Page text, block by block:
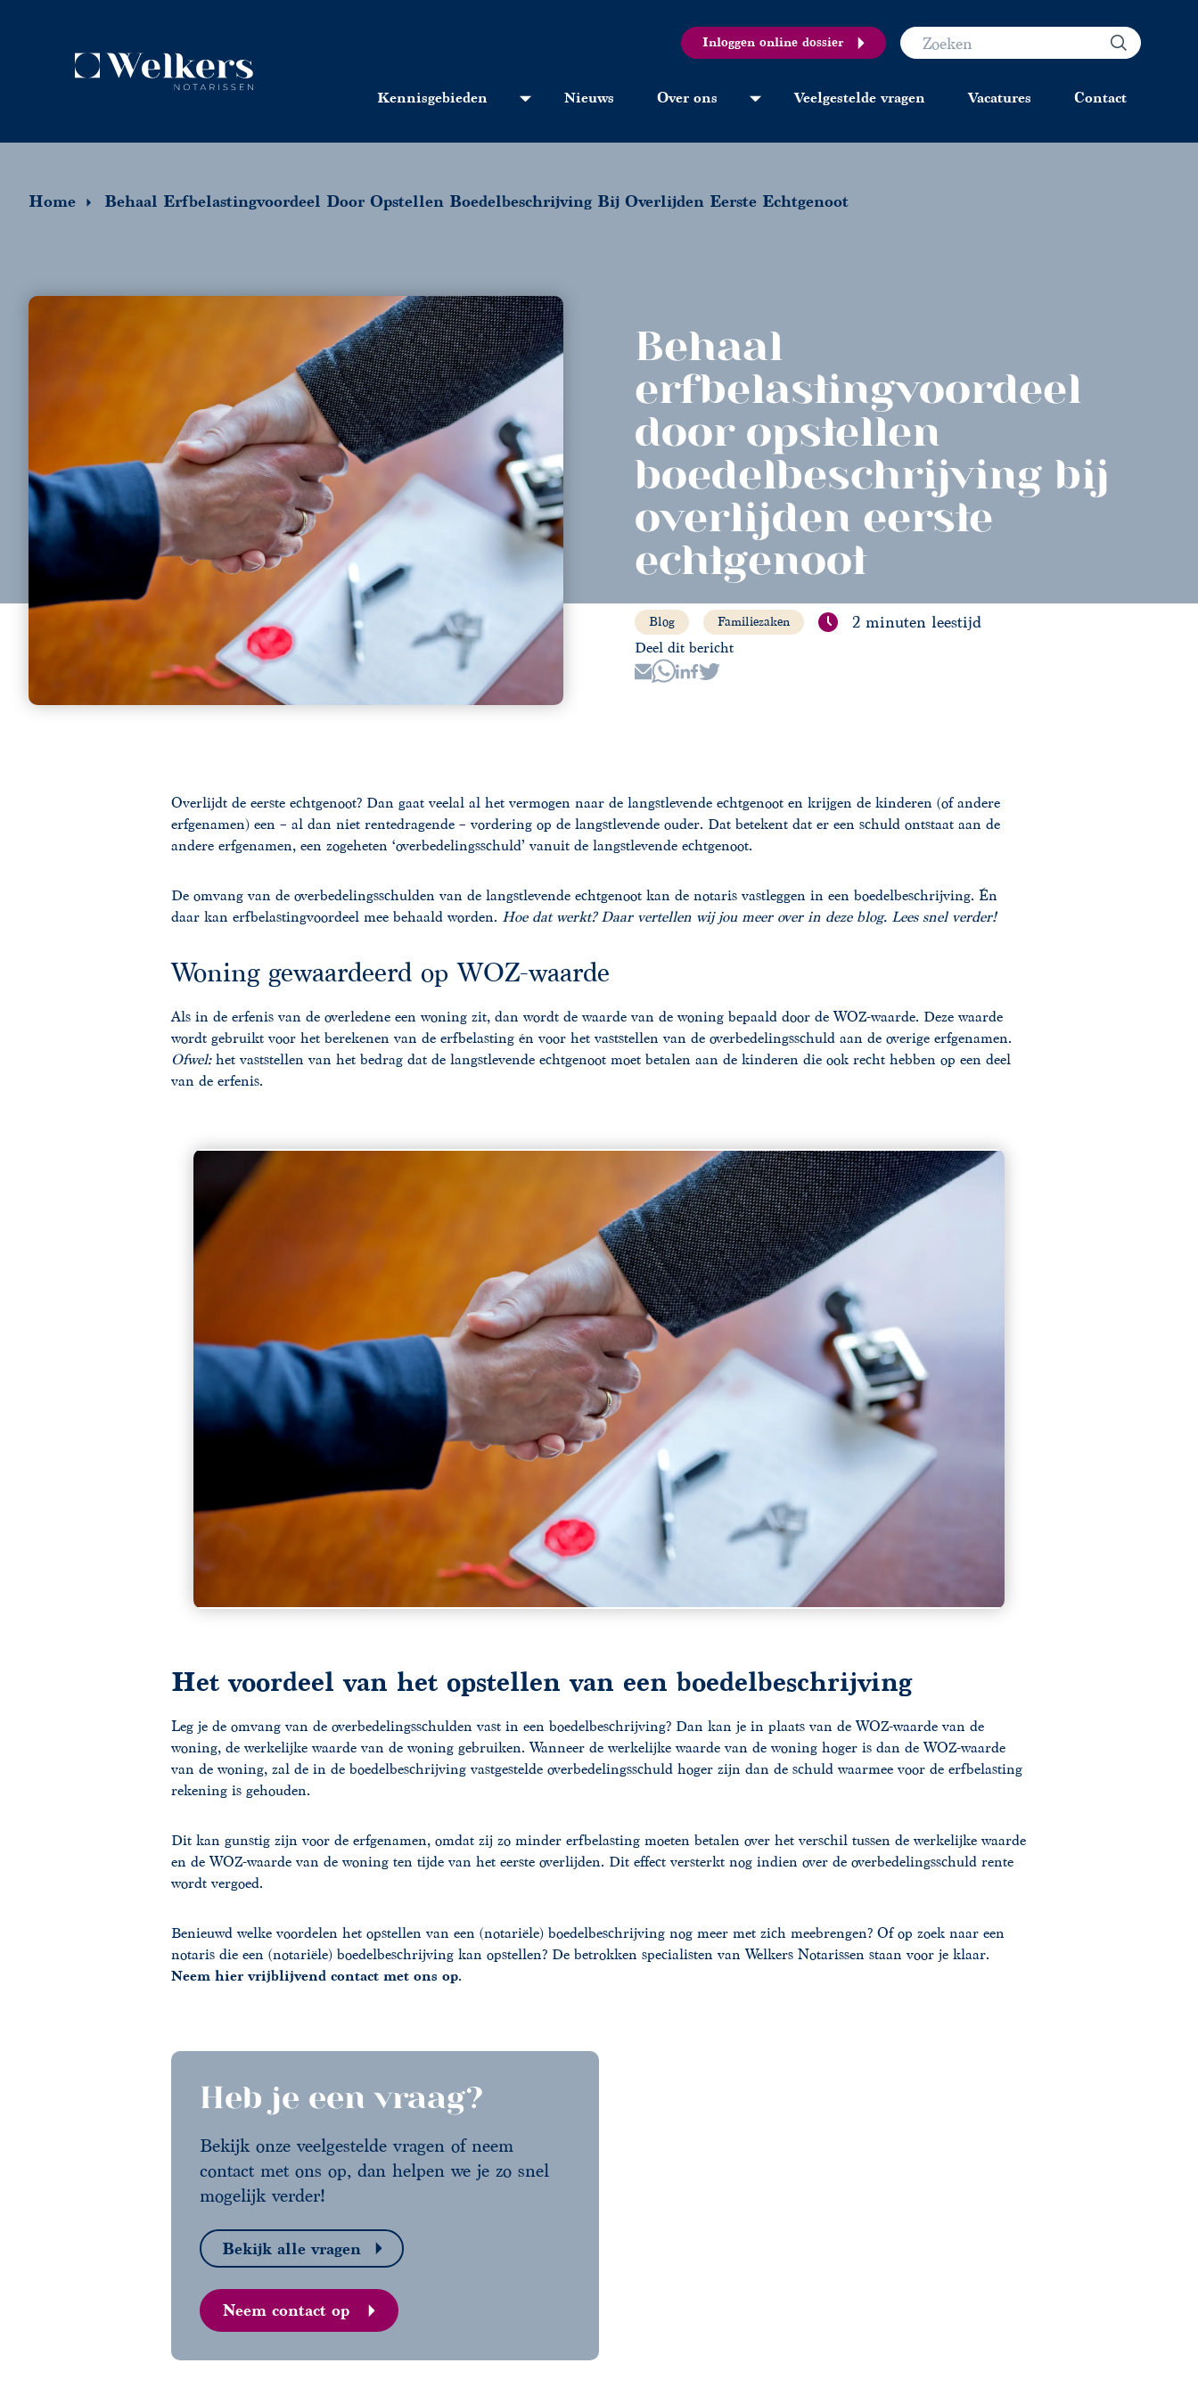
Inloggen online dossier
Kennisgebieden Nieuws Over ons Veelgestelde vragen Vacatures Contact
Home Behaal Erfbelastingvoordeel Door Opstellen Boedelbeschrijving Bij Overlijden Eerste Echtgenoot
Behaal
erfbelastingvoordeel
door opstellen
boedelbeschrijving bij
overlijden eerste
echtgenoot
Blog Familiezaken 2 minuten leestijd
Deel dit bericht
Overlijdt de eerste echtgenoot? Dan gaat veelal al het vermogen naar de langstlevende echtgenoot en krijgen de kinderen (of andere
erfgenamen) een – al dan niet rentedragende – vordering op de langstlevende ouder. Dat betekent dat er een schuld ontstaat aan de
andere erfgenamen, een zogeheten ‘overbedelingsschuld’ vanuit de langstlevende echtgenoot.
De omvang van de overbedelingsschulden van de langstlevende echtgenoot kan de notaris vastleggen in een boedelbeschrijving. Én
daar kan erfbelastingvoordeel mee behaald worden. Hoe dat werkt? Daar vertellen wij jou meer over in deze blog. Lees snel verder!
Woning gewaardeerd op WOZ-waarde
Als in de erfenis van de overledene een woning zit, dan wordt de waarde van de woning bepaald door de WOZ-waarde. Deze waarde
wordt gebruikt voor het berekenen van de erfbelasting én voor het vaststellen van de overbedelingsschuld aan de overige erfgenamen.
Ofwel:het vaststellen van het bedrag dat de langstlevende echtgenoot moet betalen aan de kinderen die ook recht hebben op een deel
van de erfenis.
Het voordeel van het opstellen van een boedelbeschrijving
Leg je de omvang van de overbedelingsschulden vast in een boedelbeschrijving? Dan kan je in plaats van de WOZ-waarde van de
woning, de werkelijke waarde van de woning gebruiken. Wanneer de werkelijke waarde van de woning hoger is dan de WOZ-waarde
van de woning, zal de in de boedelbeschrijving vastgestelde overbedelingsschuld hoger zijn dan de schuld waarmee voor de erfbelasting
rekening is gehouden.
Dit kan gunstig zijn voor de erfgenamen, omdat zij zo minder erfbelasting moeten betalen over het verschil tussen de werkelijke waarde
en de WOZ-waarde van de woning ten tijde van het eerste overlijden. Dit effect versterkt nog indien over de overbedelingsschuld rente
wordt vergoed.
Benieuwd welke voordelen het opstellen van een (notariële) boedelbeschrijving nog meer met zich meebrengen? Of op zoek naar een
notaris die een (notariële) boedelbeschrijving kan opstellen? De betrokken specialisten van Welkers Notarissen staan voor je klaar.
Neem hier vrijblijvend contact met ons op.
Heb je een vraag?
Bekijk onze veelgestelde vragen of neem
contact met ons op, dan helpen we je zo snel
mogelijk verder!
Bekijk alle vragen
Neem contact op